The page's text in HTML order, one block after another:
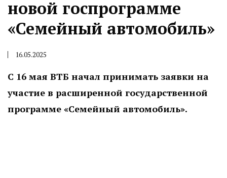
новой госпрограмме
«Семейный автомобиль»
16.05.2025
С 16 мая ВТБ начал принимать заявки на
участие в расширенной государственной
программе «Семейный автомобиль».